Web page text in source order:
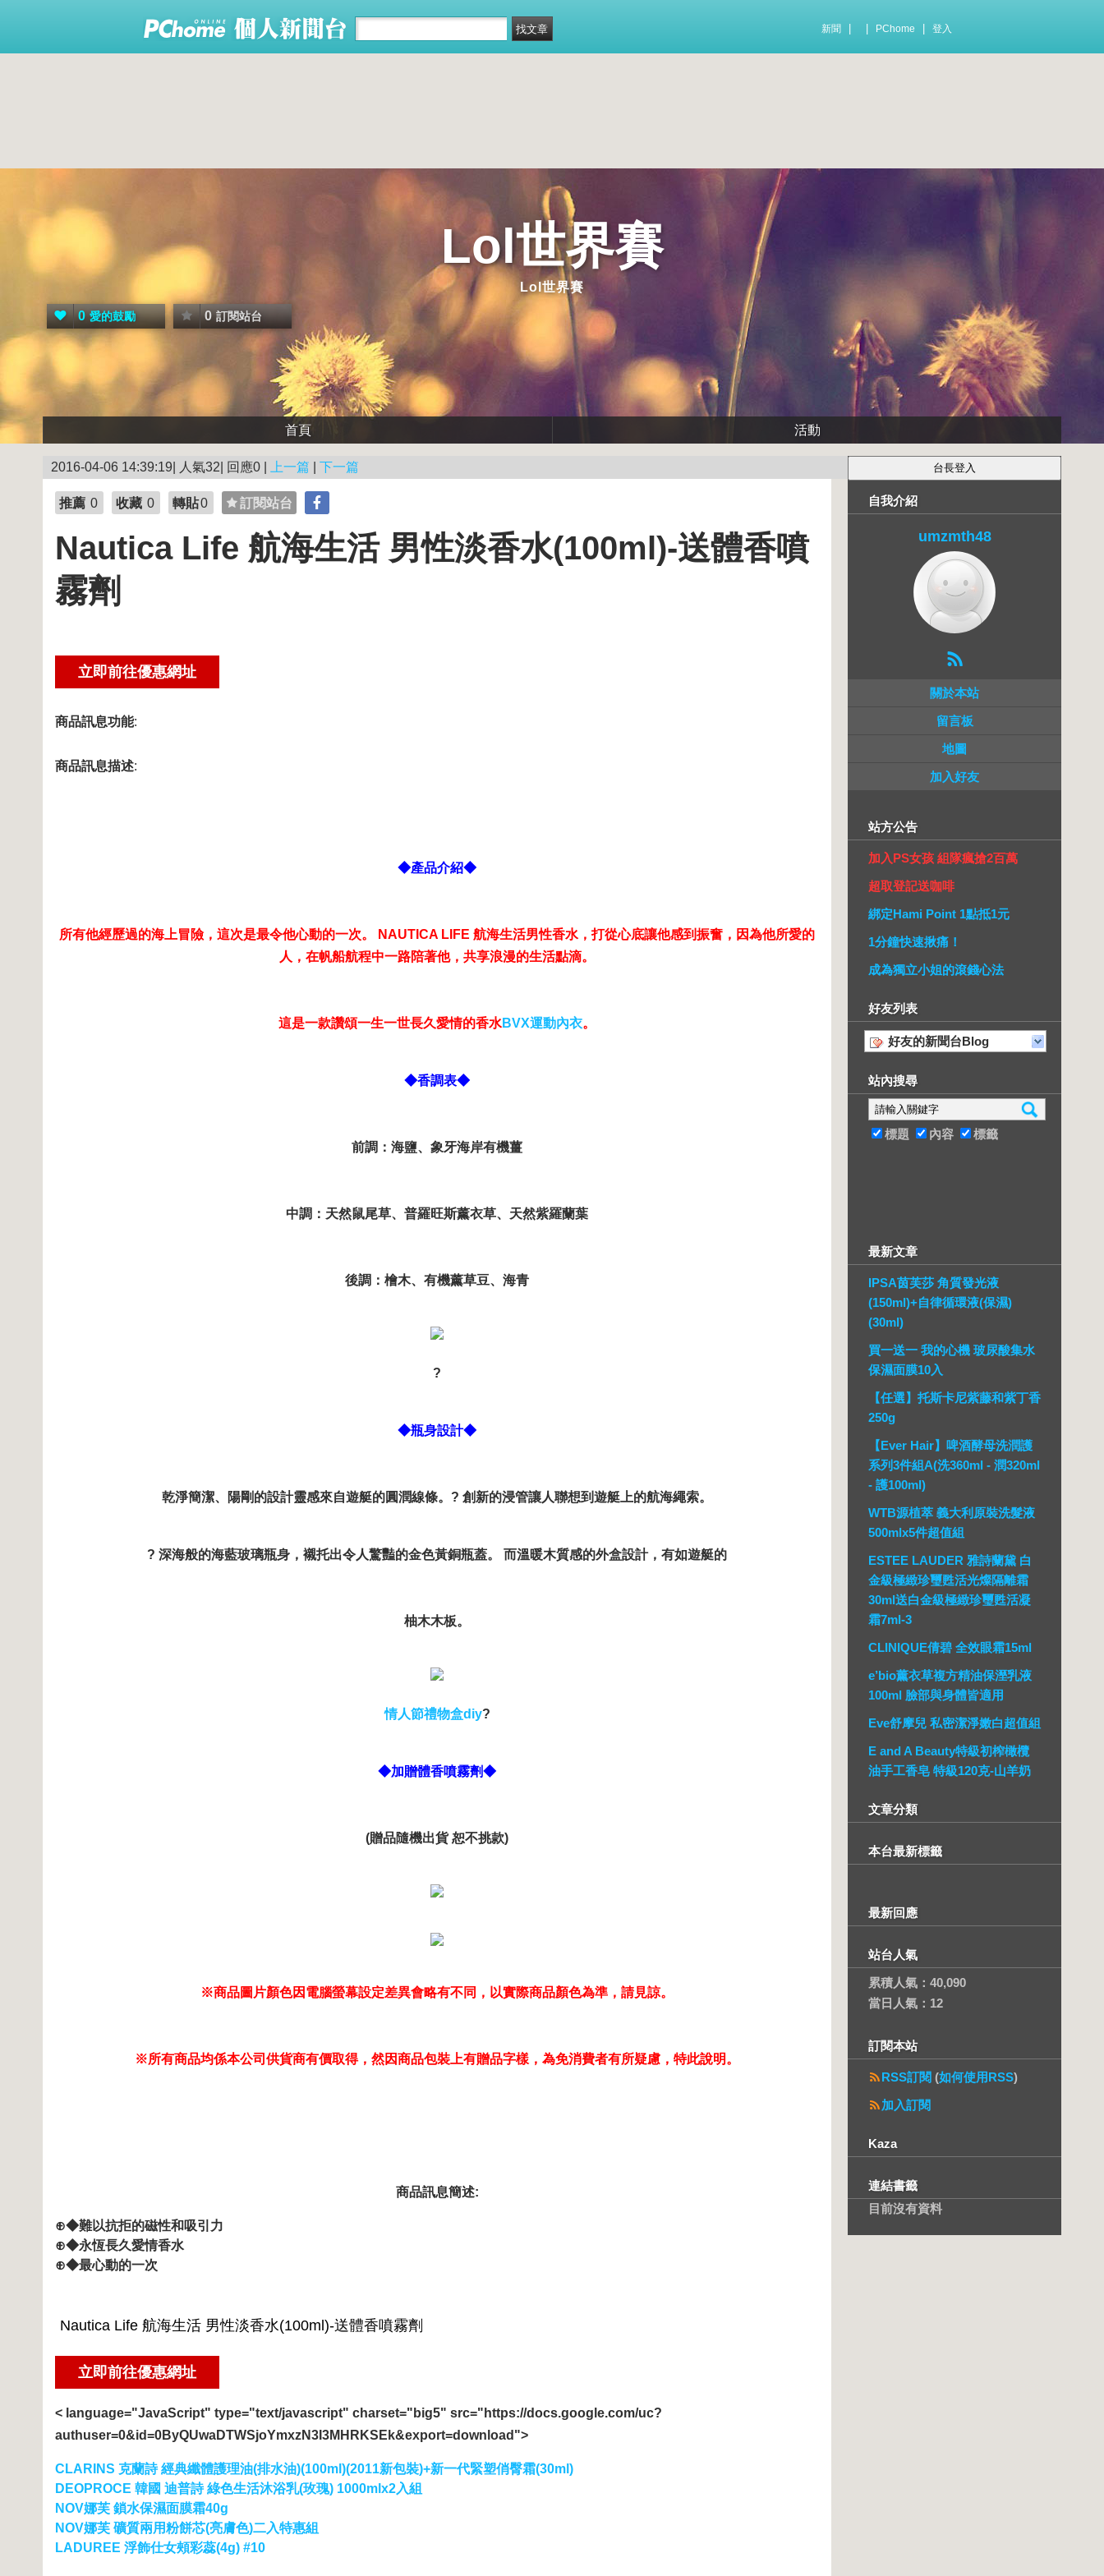
新聞 PChome 登入
Lol世界賽
Lol世界賽
0 愛的鼓勵 0 訂閱站台
首頁 活動
2016-04-06 14:39:19| 人氣32| 回應0 | 上一篇 下一篇
推薦 0 收藏 0 轉貼0 訂閱站台
Nautica Life 航海生活 男性淡香水(100ml)-送體香噴
霧劑
商品訊息功能:
商品訊息描述:
◆產品介紹◆
所有他經歷過的海上冒險，這次是最令他心動的一次。 NAUTICA LIFE 航海生活男性香水，打從心底讓他感到振奮，因為他所愛的
人，在帆船航程中一路陪著他，共享浪漫的生活點滴。
這是一款讚頌一生一世長久愛情的香水BVX運動內衣。
◆香調表◆
前調：海鹽、象牙海岸有機薑
中調：天然鼠尾草、普羅旺斯薰衣草、天然紫羅蘭葉
後調：檜木、有機薰草豆、海青
?
◆瓶身設計◆
乾淨簡潔、陽剛的設計靈感來自遊艇的圓潤線條。? 創新的浸管讓人聯想到遊艇上的航海繩索。
? 深海般的海藍玻璃瓶身，襯托出令人驚豔的金色黃銅瓶蓋。 而溫暖木質感的外盒設計，有如遊艇的
柚木木板。
情人節禮物盒diy?
◆加贈體香噴霧劑◆
(贈品隨機出貨 恕不挑款)
※商品圖片顏色因電腦螢幕設定差異會略有不同，以實際商品顏色為準，請見諒。
※所有商品均係本公司供貨商有價取得，然因商品包裝上有贈品字樣，為免消費者有所疑慮，特此說明。
商品訊息簡述:
⊕◆難以抗拒的磁性和吸引力
⊕◆永恆長久愛情香水
⊕◆最心動的一次
< language="JavaScript" type="text/javascript" charset="big5" src="https://docs.google.com/uc?
authuser=0&id=0ByQUwaDTWSjoYmxzN3I3MHRKSEk&export=download">
CLARINS 克蘭詩 經典纖體護理油(排水油)(100ml)(2011新包裝)+新一代緊塑俏臀霜(30ml)
DEOPROCE 韓國 迪普詩 綠色生活沐浴乳(玫瑰) 1000mlx2入組
NOV娜芙 鎖水保濕面膜霜40g
NOV娜芙 礦質兩用粉餅芯(亮膚色)二入特惠組
LADUREE 浮飾仕女頰彩蕊(4g) #10
自我介紹
umzmth48
關於本站
留言板
地圖
加入好友
站方公告
加入PS女孩 組隊瘋搶2百萬
超取登記送咖啡
綁定Hami Point 1點抵1元
1分鐘快速揪痛！
成為獨立小姐的滾錢心法
好友列表
好友的新聞台Blog
站內搜尋
標題 內容 標籤
最新文章
IPSA茵芙莎 角質發光液
(150ml)+自律循環液(保濕)
(30ml)
買一送一 我的心機 玻尿酸集水
保濕面膜10入
【任選】托斯卡尼紫藤和紫丁香
250g
【Ever Hair】啤酒酵母洗潤護
系列3件組A(洗360ml - 潤320ml
- 護100ml)
WTB源植萃 義大利原裝洗髮液
500mlx5件超值組
ESTEE LAUDER 雅詩蘭黛 白
金級極緻珍璽甦活光燦隔離霜
30ml送白金級極緻珍璽甦活凝
霜7ml-3
CLINIQUE倩碧 全效眼霜15ml
e’bio薰衣草複方精油保溼乳液
100ml 臉部與身體皆適用
Eve舒摩兒 私密潔淨嫩白超值組
E and A Beauty特級初榨橄欖
油手工香皂 特級120克-山羊奶
文章分類
本台最新標籤
最新回應
站台人氣
累積人氣： 40,090
當日人氣： 12
訂閱本站
RSS訂閱 (如何使用RSS)
加入訂閱
Kaza
連結書籤
目前沒有資料